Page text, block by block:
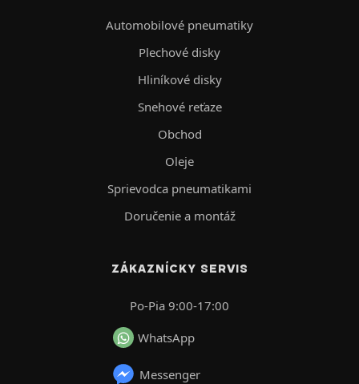
Automobilové pneumatiky
Plechové disky
Hliníkové disky
Snehové reťaze
Obchod
Oleje
Sprievodca pneumatikami
Doručenie a montáž
ZÁKAZNÍCKY SERVIS
Po-Pia 9:00-17:00
WhatsApp
Messenger